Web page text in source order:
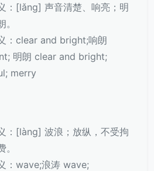
：[lǎng] 声音清楚、响亮；明
：clear and bright;响朗
明朗 clear and bright;
merry
：[làng] 波浪；放纵，不受拘
：wave;浪涛 wave;